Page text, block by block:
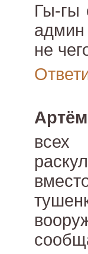
Гы-гы
админ
не
Артём
всех